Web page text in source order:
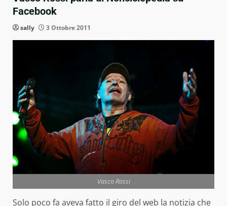
Facebook
sally 3 Ottobre 2011
Vasco Rossi
Solo poco fa aveva fatto il giro del web la notizia che